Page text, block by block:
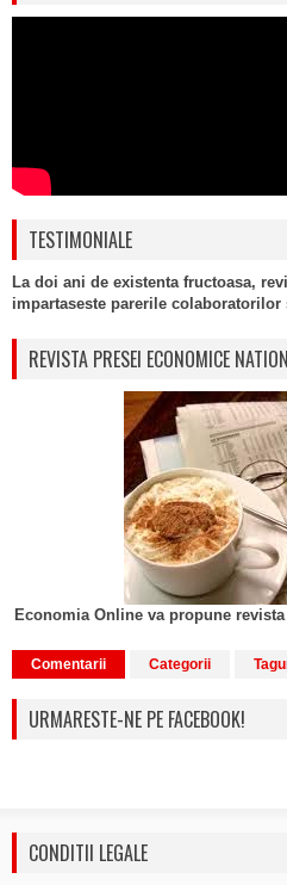
TESTIMONIALE
La doi ani de existenta fructoasa,
impartaseste parerile
REVISTA PRESEI ECONOMICE
Economia Online va propune
Comentarii Categorii
URMARESTE-NE PE FACEBOOK!
CONDITII LEGALE